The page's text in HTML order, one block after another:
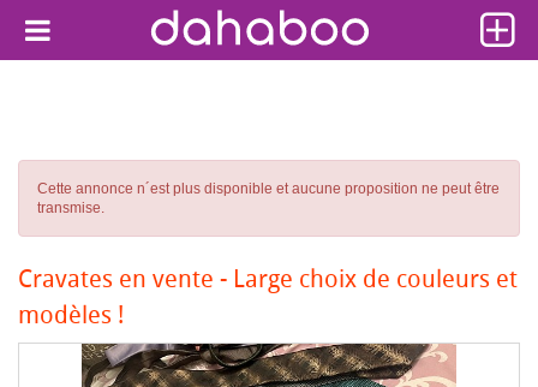
Cette annonce n´est plus disponible et aucune proposition ne peut être
transmise.
Cravates en vente - Large choix de couleurs et
modèles !